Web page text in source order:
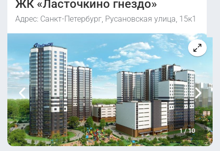
ЖК «Ласточкино гнездо»
Адрес: Санкт-Петербург, Русановская улица, 15к1
1/10